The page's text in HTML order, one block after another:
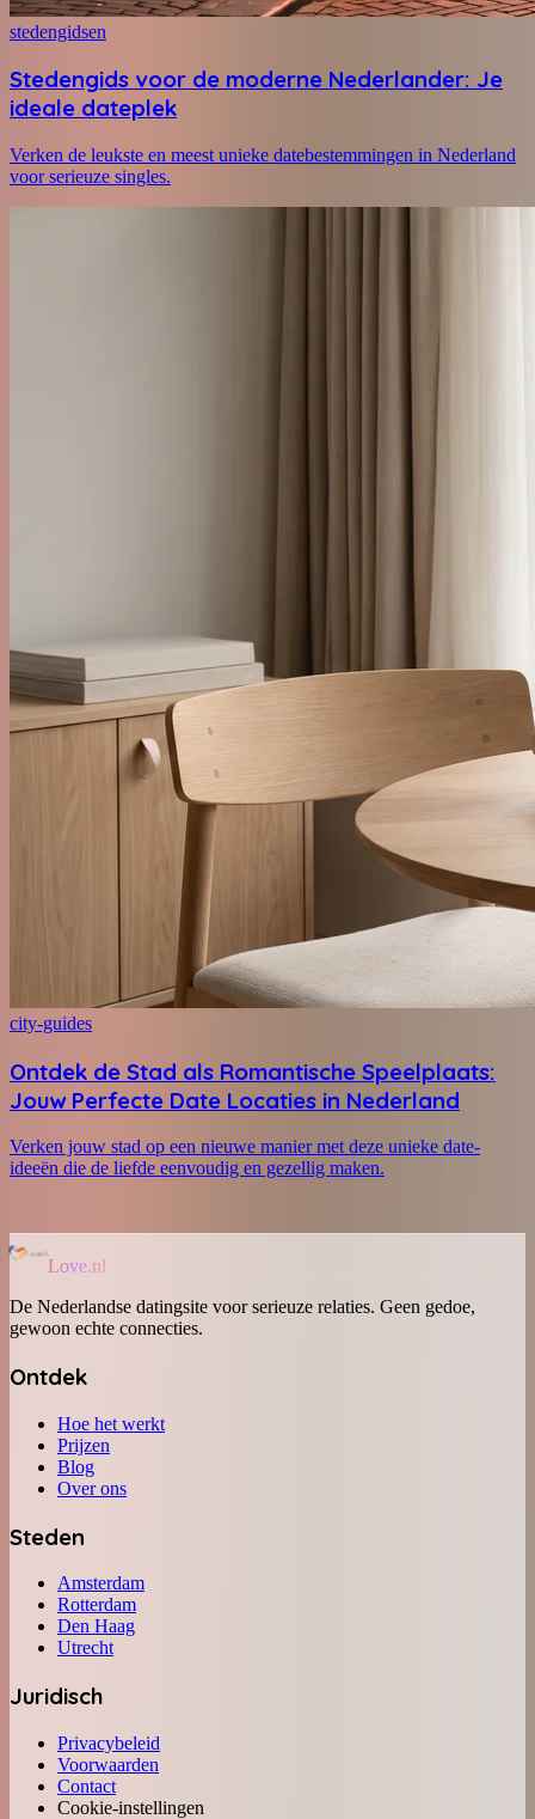
stedengidsen
Stedengids voor de moderne Nederlander: Je
ideale dateplek
Verken de leukste en meest unieke datebestemmingen in Nederland
voor serieuze singles.
city-guides
Ontdek de Stad als Romantische Speelplaats:
Jouw Perfecte Date Locaties in Nederland
Verken jouw stad op een nieuwe manier met deze unieke date-
ideeën die de liefde eenvoudig en gezellig maken.
Love.nl
De Nederlandse datingsite voor serieuze relaties. Geen gedoe,
gewoon echte connecties.
Ontdek
Hoe het werkt
Prijzen
Blog
Over ons
Steden
Amsterdam
Rotterdam
Den Haag
Utrecht
Juridisch
Privacybeleid
Voorwaarden
Contact
Cookie-instellingen